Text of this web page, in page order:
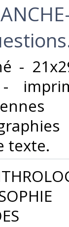
-
texte.